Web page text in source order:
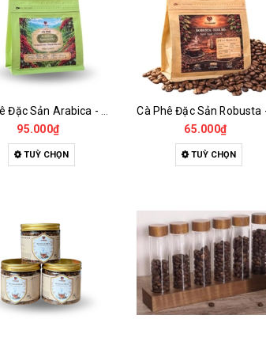
95.000₫
TUỲ CHỌN
65.000₫
TUỲ CHỌN